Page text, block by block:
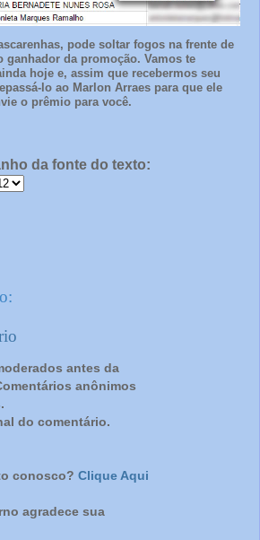
pode soltar fogos na frente de
ganhador da promoção. Vamos te
hoje e, assim que recebermos seu
lo ao Marlon Arraes para que ele
o prêmio para você.
da fonte do texto:
antes da
anônimos
do comentário.
conosco? Clique Aqui
agradece sua